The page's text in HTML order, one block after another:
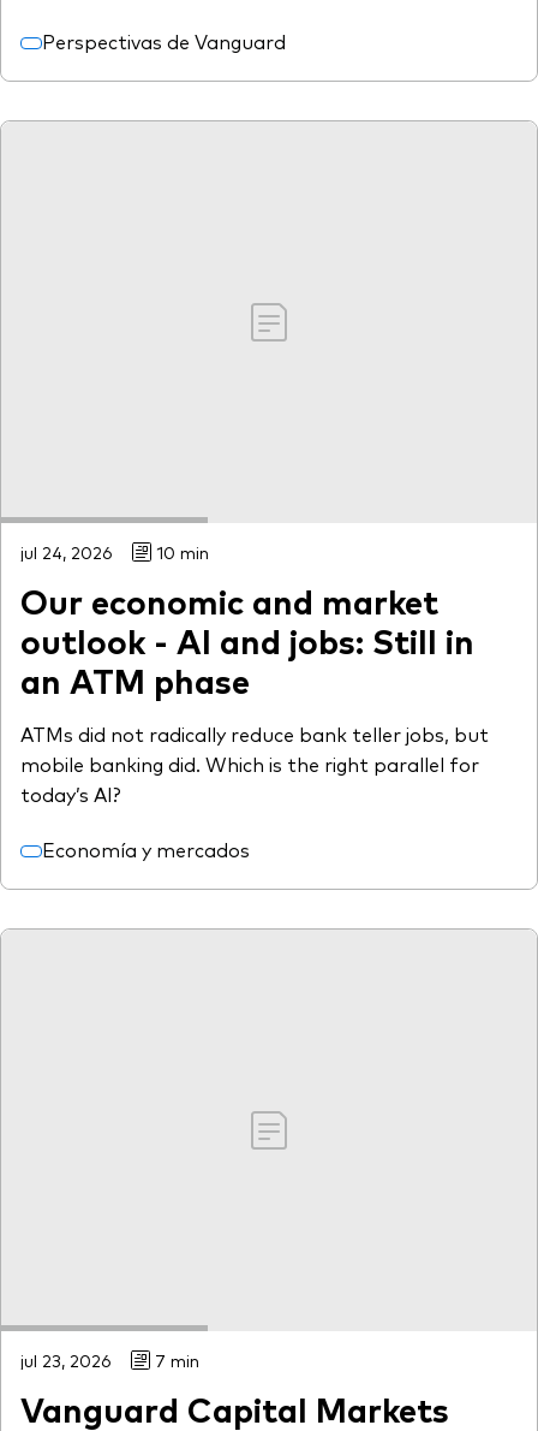
Perspectivas de Vanguard
jul 24, 2026 10 min
Our economic and market
outlook - AI and jobs: Still in
an ATM phase
ATMs did not radically reduce bank teller jobs, but
mobile banking did. Which is the right parallel for
today’s AI?
Economía y mercados
jul 23, 2026 7 min
Vanguard Capital Markets